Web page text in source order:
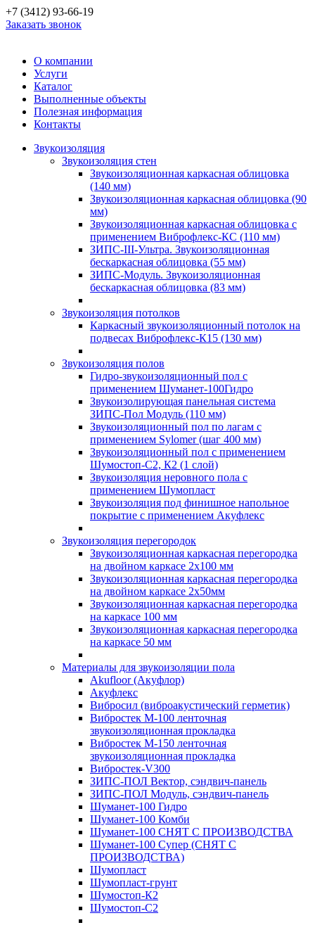
+7 (3412) 93-66-19
Заказать звонок
О компании
Услуги
Каталог
Выполненные объекты
Полезная информация
Контакты
Звукоизоляция
Звукоизоляция стен
Звукоизоляционная каркасная облицовка
(140 мм)
Звукоизоляционная каркасная облицовка (90
мм)
Звукоизоляционная каркасная облицовка с
применением Виброфлекс-КС (110 мм)
ЗИПС-III-Ультра. Звукоизоляционная
бескаркасная облицовка (55 мм)
ЗИПС-Модуль. Звукоизоляционная
бескаркасная облицовка (83 мм)
Звукоизоляция потолков
Каркасный звукоизоляционный потолок на
подвесах Виброфлекс-К15 (130 мм)
Звукоизоляция полов
Гидро-звукоизоляционный пол с
применением Шуманет-100Гидро
Звукоизолирующая панельная система
ЗИПС-Пол Модуль (110 мм)
Звукоизоляционный пол по лагам с
применением Sylomer (шаг 400 мм)
Звукоизоляционный пол с применением
Шумостоп-С2, К2 (1 слой)
Звукоизоляция неровного пола с
применением Шумопласт
Звукоизоляция под финишное напольное
покрытие с применением Акуфлекс
Звукоизоляция перегородок
Звукоизоляционная каркасная перегородка
на двойном каркасе 2х100 мм
Звукоизоляционная каркасная перегородка
на двойном каркасе 2х50мм
Звукоизоляционная каркасная перегородка
на каркасе 100 мм
Звукоизоляционная каркасная перегородка
на каркасе 50 мм
Материалы для звукоизоляции пола
Akufloor (Акуфлор)
Акуфлекс
Вибросил (виброакустический герметик)
Вибростек М-100 ленточная
звукоизоляционная прокладка
Вибростек М-150 ленточная
звукоизоляционная прокладка
Вибростек-V300
ЗИПС-ПОЛ Вектор, сэндвич-панель
ЗИПС-ПОЛ Модуль, сэндвич-панель
Шуманет-100 Гидро
Шуманет-100 Комби
Шуманет-100 СНЯТ С ПРОИЗВОДСТВА
Шуманет-100 Супер (СНЯТ С
ПРОИЗВОДСТВА)
Шумопласт
Шумопласт-грунт
Шумостоп-К2
Шумостоп-С2